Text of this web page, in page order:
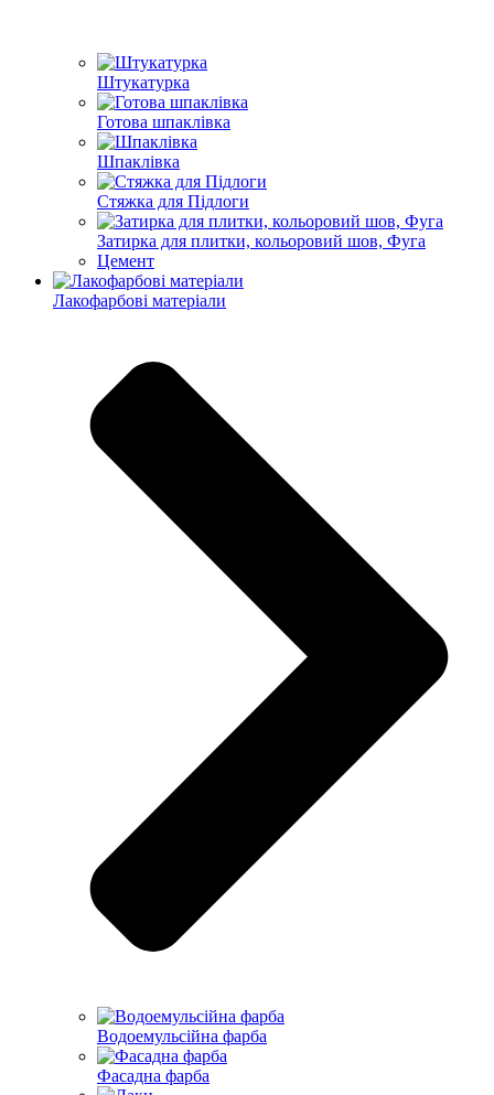
Штукатурка
Готова шпаклівка
Шпаклівка
Стяжка для Підлоги
Затирка для плитки, кольоровий шов, Фуга
Цемент
Лакофарбові матеріали
Водоемульсійна фарба
Фасадна фарба